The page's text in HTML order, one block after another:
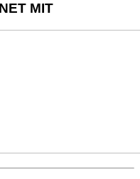
MIT